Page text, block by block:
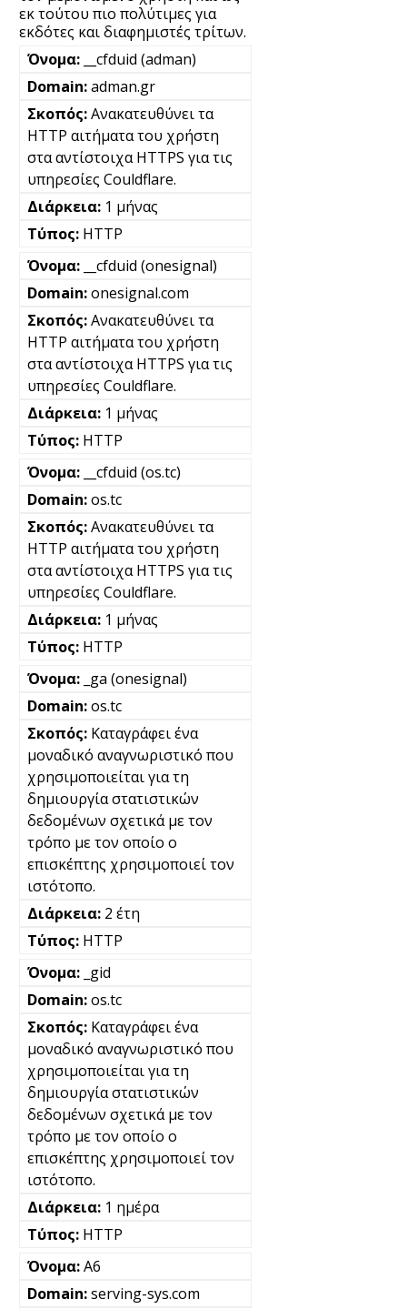
εκ τούτου πιο πολύτιμες για
εκδότες και διαφημιστές τρίτων.
__cfduid (adman)
adman.gr
Ανακατευθύνει τα
HTTP αιτήματα του χρήστη
στα αντίστοιχα HTTPS για τις
υπηρεσίες Couldflare.
1 μήνας
HTTP
__cfduid (onesignal)
onesignal.com
Ανακατευθύνει τα
HTTP αιτήματα του χρήστη
στα αντίστοιχα HTTPS για τις
υπηρεσίες Couldflare.
1 μήνας
HTTP
__cfduid (os.tc)
os.tc
Ανακατευθύνει τα
HTTP αιτήματα του χρήστη
στα αντίστοιχα HTTPS για τις
υπηρεσίες Couldflare.
1 μήνας
HTTP
_ga (onesignal)
os.tc
Καταγράφει ένα
μοναδικό αναγνωριστικό που
χρησιμοποιείται για τη
δημιουργία στατιστικών
δεδομένων σχετικά με τον
τρόπο με τον οποίο ο
επισκέπτης χρησιμοποιεί τον
ιστότοπο.
2 έτη
HTTP
_gid
os.tc
Καταγράφει ένα
μοναδικό αναγνωριστικό που
χρησιμοποιείται για τη
δημιουργία στατιστικών
δεδομένων σχετικά με τον
τρόπο με τον οποίο ο
επισκέπτης χρησιμοποιεί τον
ιστότοπο.
1 ημέρα
HTTP
A6
serving-sys.com